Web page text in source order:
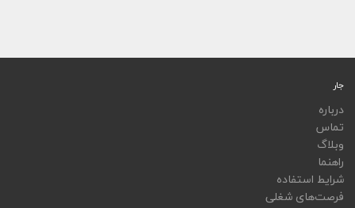
جار
درباره
تماس
وبلاگ
راهنما
شرایط استفاده
فرصت‌های شغلی